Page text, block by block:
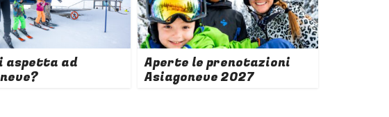
aspetta ad Aperte le prenotazioni
Asiagoneve 2027